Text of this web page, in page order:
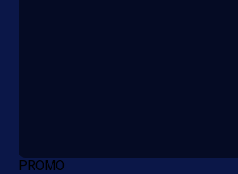
PROMO